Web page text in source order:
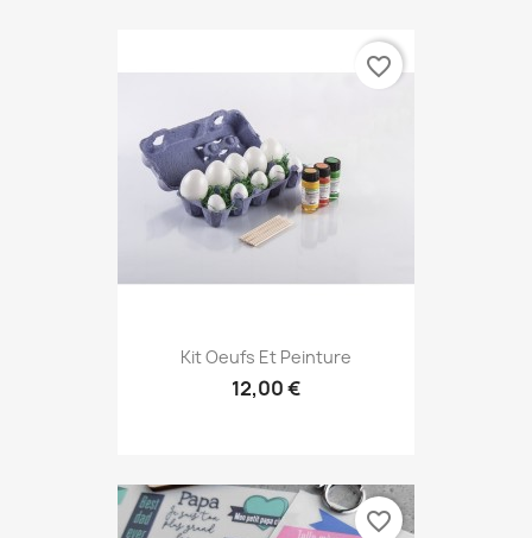
Kit Oeufs Et Peinture
12,00 €
favorite_border
favorite_border